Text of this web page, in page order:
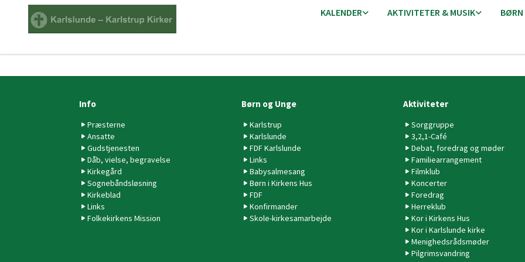
KALENDER AKTIVITETER & MUSIK BØRN
Info
Præsterne
Ansatte
Gudstjenesten
Dåb, vielse, begravelse
Kirkegård
Sognebåndsløsning
Kirkeblad
Links
Folkekirkens Mission
Børn og Unge
Karlstrup
Karlslunde
FDF Karlslunde
Links
Babysalmesang
Børn i Kirkens Hus
FDF
Konfirmander
Skole-kirkesamarbejde
Aktiviteter
Sorggruppe
3,2,1-Café
Debat, foredrag og møder
Familiearrangement
Filmklub
Koncerter
Foredrag
Herreklub
Kor i Kirkens Hus
Kor i Karlslunde kirke
Menighedsrådsmøder
Pilgrimsvandring